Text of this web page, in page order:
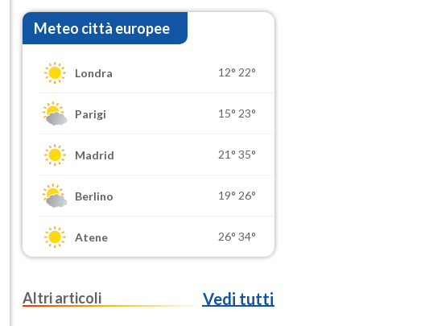
Meteo città europee
Londra 12° 22°
Parigi 15° 23°
Madrid 21° 35°
Berlino 19° 26°
Atene 26° 34°
Altri articoli Vedi tutti